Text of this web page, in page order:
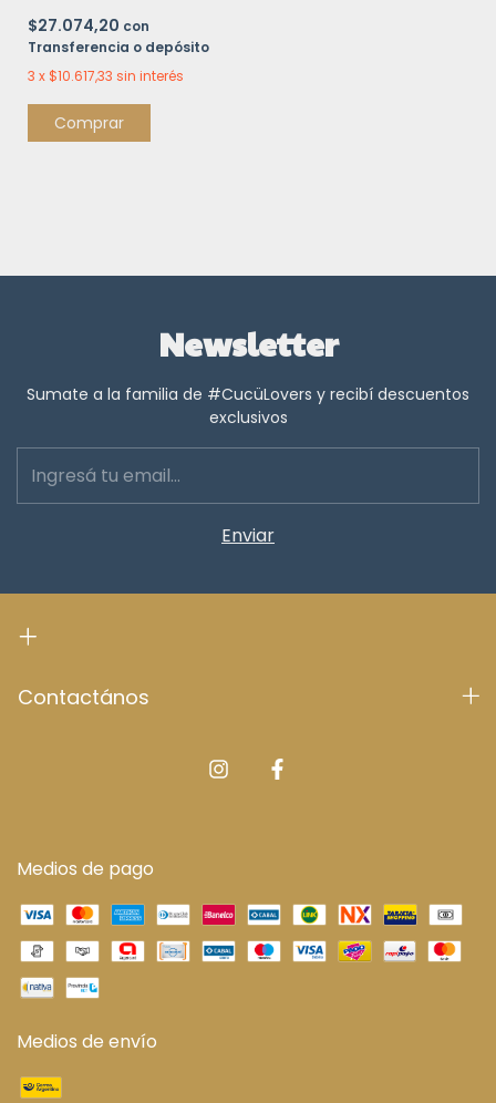
$27.074,20 con
Transferencia o depósito
3 x $10.617,33 sin interés
Comprar
Newsletter
Sumate a la familia de #CucüLovers y recibí descuentos
exclusivos
Contactános
Medios de pago
Medios de envío